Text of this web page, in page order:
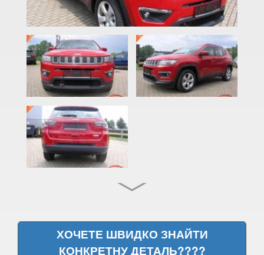
Compass I (MK49)
Compass II (MP/552)
Cherokee V (KL)
Grand Cherokee II (WJ, WG)
Grand Cherokee III (WK, WH)
Grand Cherokee IV (WK2, WL)
Liberty I (KJ)
Patriot (MK74)
ХОЧЕТЕ ШВИДКО ЗНАЙТИ
КОНКРЕТНУ ДЕТАЛЬ????